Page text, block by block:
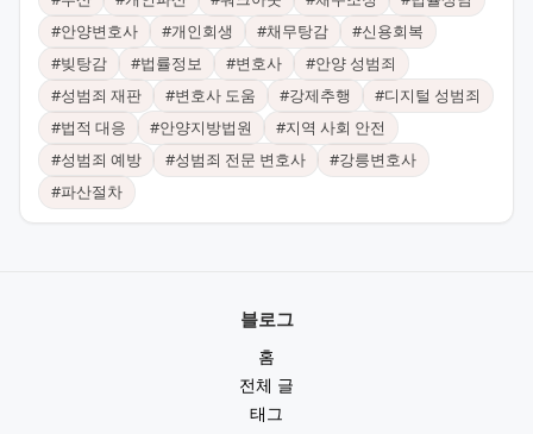
#안양변호사 #개인회생 #채무탕감 #신용회복
#빚탕감 #법률정보 #변호사 #안양 성범죄
#성범죄 재판 #변호사 도움 #강제추행 #디지털 성범죄
#법적 대응 #안양지방법원 #지역 사회 안전
#성범죄 예방 #성범죄 전문 변호사 #강릉변호사
#파산절차
블로그
홈
전체 글
태그